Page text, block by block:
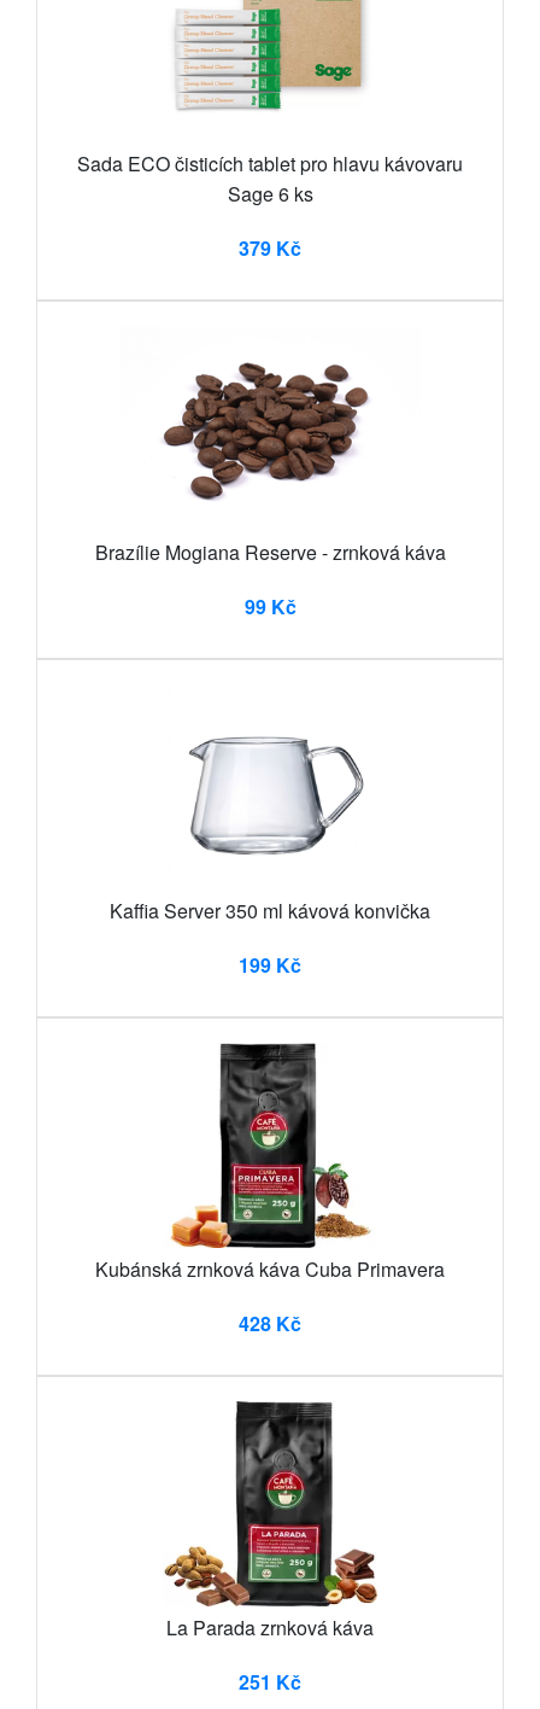
Sada ECO čisticích tablet pro hlavu kávovaru
Sage 6 ks
379 Kč
Brazílie Mogiana Reserve - zrnková káva
99 Kč
Kaffia Server 350 ml kávová konvička
199 Kč
Kubánská zrnková káva Cuba Primavera
428 Kč
La Parada zrnková káva
251 Kč